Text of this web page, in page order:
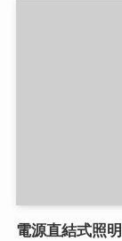
電源直結式照